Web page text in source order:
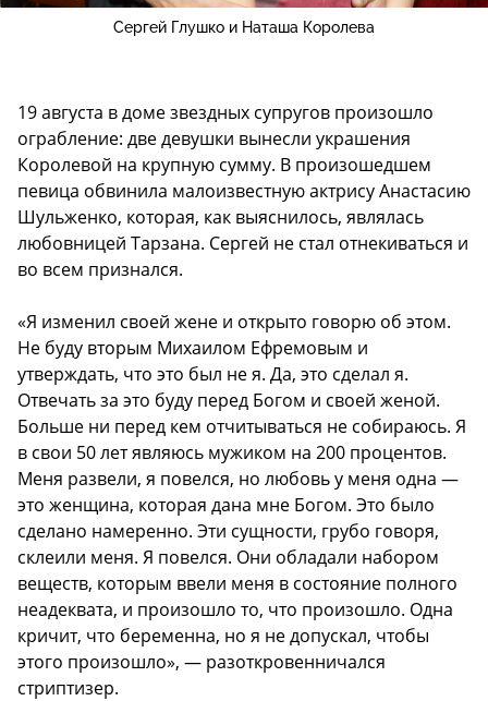
Сергей Глушко и Наташа Королева
19 августа в доме звездных супругов произошло
ограбление: две девушки вынесли украшения
Королевой на крупную сумму. В произошедшем
певица обвинила малоизвестную актрису Анастасию
Шульженко, которая, как выяснилось, являлась
любовницей Тарзана. Сергей не стал отнекиваться и
во всем признался.
«Я изменил своей жене и открыто говорю об этом.
Не буду вторым Михаилом Ефремовым и
утверждать, что это был не я. Да, это сделал я.
Отвечать за это буду перед Богом и своей женой.
Больше ни перед кем отчитываться не собираюсь. Я
в свои 50 лет являюсь мужиком на 200 процентов.
Меня развели, я повелся, но любовь у меня одна —
это женщина, которая дана мне Богом. Это было
сделано намеренно. Эти сущности, грубо говоря,
склеили меня. Я повелся. Они обладали набором
веществ, которым ввели меня в состояние полного
неадеквата, и произошло то, что произошло. Одна
кричит, что беременна, но я не допускал, чтобы
этого произошло», — разоткровенничался
стриптизер.